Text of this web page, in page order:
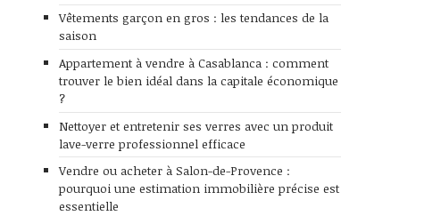
Vêtements garçon en gros : les tendances de la
saison
Appartement à vendre à Casablanca : comment
trouver le bien idéal dans la capitale économique
?
Nettoyer et entretenir ses verres avec un produit
lave-verre professionnel efficace
Vendre ou acheter à Salon-de-Provence :
pourquoi une estimation immobilière précise est
essentielle